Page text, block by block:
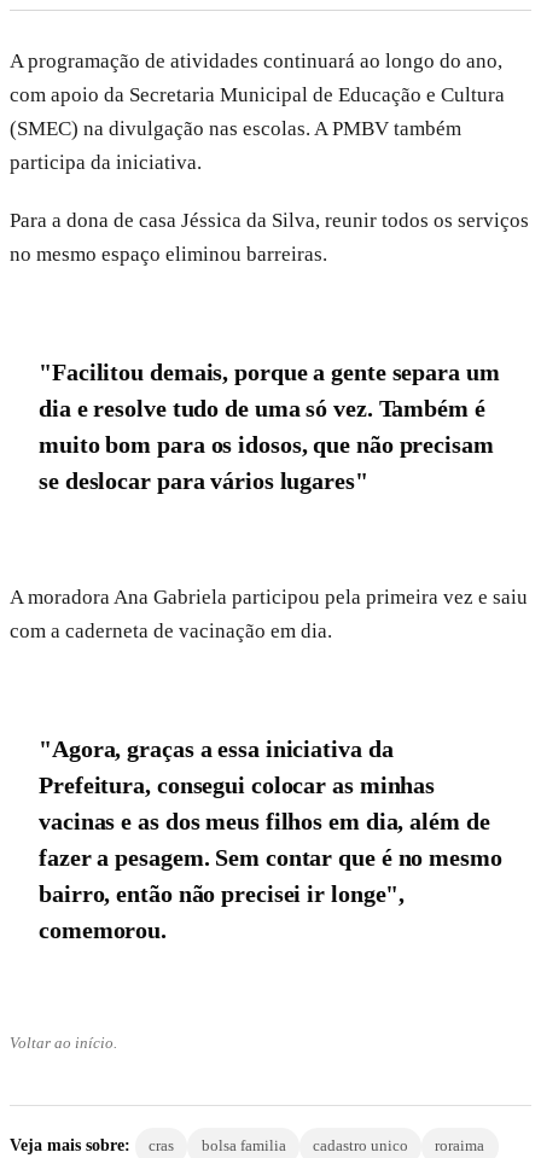
A programação de atividades continuará ao longo do ano,
com apoio da Secretaria Municipal de Educação e Cultura
(SMEC) na divulgação nas escolas. A PMBV também
participa da iniciativa.
Para a dona de casa Jéssica da Silva, reunir todos os serviços
no mesmo espaço eliminou barreiras.
"Facilitou demais, porque a gente separa um
dia e resolve tudo de uma só vez. Também é
muito bom para os idosos, que não precisam
se deslocar para vários lugares"
A moradora Ana Gabriela participou pela primeira vez e saiu
com a caderneta de vacinação em dia.
"Agora, graças a essa iniciativa da
Prefeitura, consegui colocar as minhas
vacinas e as dos meus filhos em dia, além de
fazer a pesagem. Sem contar que é no mesmo
bairro, então não precisei ir longe",
comemorou.
Voltar ao início.
Veja mais sobre: cras bolsa familia cadastro unico roraima